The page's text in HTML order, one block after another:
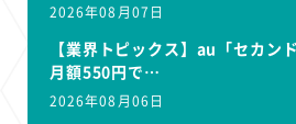
2026年08月07日
【業界トピックス】au「セカン
月額550円で…
2026年08月06日